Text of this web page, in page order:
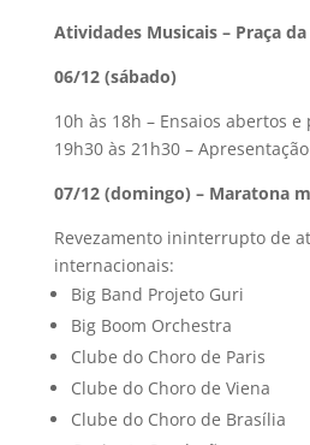
Atividades Musicais – Praça da
06/12 (sábado)
10h às 18h – Ensaios abertos e
19h30 às 21h30 –
07/12 (domingo) – Maratona
Revezamento ininterrupto de
internacionais:
Big Band Projeto Guri
Big Boom Orchestra
Clube do Choro de Paris
Clube do Choro de Viena
Clube do Choro de Brasília